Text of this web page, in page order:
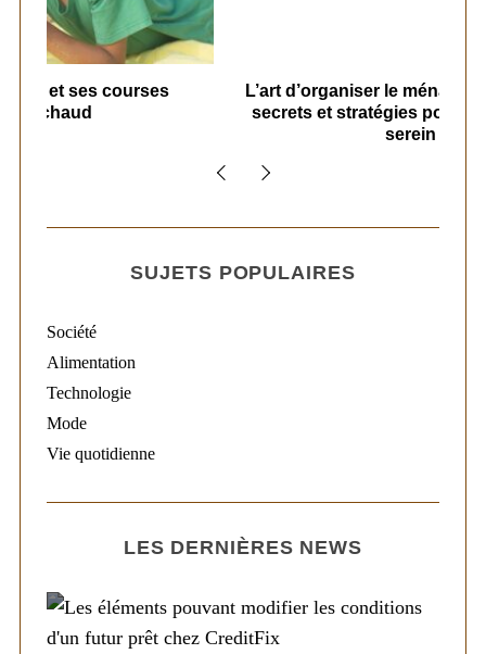
L’art d’organiser le ménage à la maison :
secrets et stratégies pour un quotidien
SUJETS POPULAIRES
Société
Alimentation
Technologie
Mode
Vie quotidienne
LES DERNIÈRES NEWS